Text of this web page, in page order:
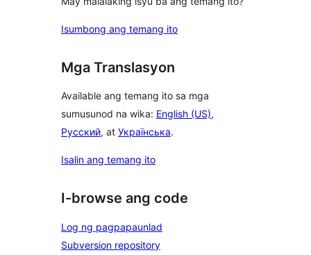
Isumbong ang temang ito
Mga Translasyon
Available ang temang ito sa mga
sumusunod na wika: English (US),
Русский, at Українська.
Isalin ang temang ito
I-browse ang code
Log ng pagpapaunlad
Subversion repository